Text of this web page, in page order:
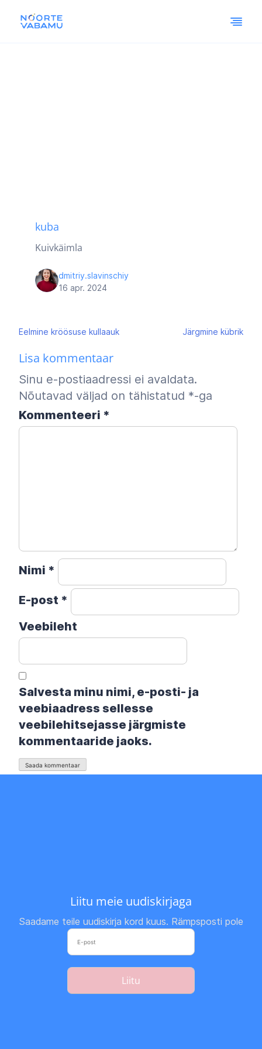
kuba
Kuivkäimla
dmitriy.slavinschiy
16 apr. 2024
Navigeerimine
Eelmine kröösuse kullaauk Järgmine kübrik
Lisa kommentaar
Sinu e-postiaadressi ei avaldata.
Nõutavad väljad on tähistatud *-ga
Kommenteeri *
Nimi *
E-post *
Veebileht
Salvesta minu nimi, e-posti- ja
veebiaadress sellesse
veebilehitsejasse järgmiste
kommentaaride jaoks.
Liitu meie uudiskirjaga
Saadame teile uudiskirja kord kuus. Rämpsposti pole
Liitu